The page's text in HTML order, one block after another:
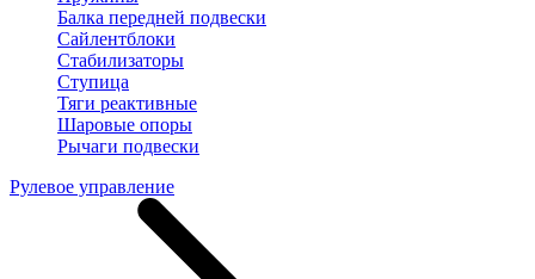
Балка передней подвески
Сайлентблоки
Стабилизаторы
Ступица
Тяги реактивные
Шаровые опоры
Рычаги подвески
Рулевое управление